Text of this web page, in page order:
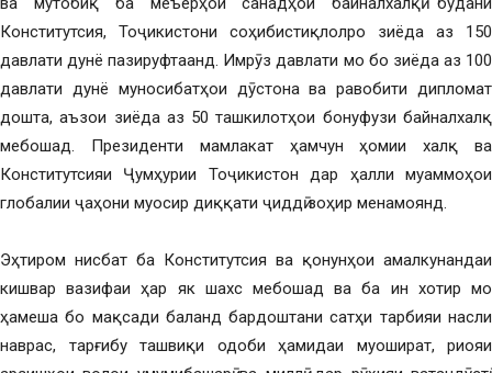
Конститутсия, Тоҷикистони соҳибистиқлолро зиёда аз 150
давлати дунё пазируфтаанд. Имрӯз давлати мо бо зиёда аз 100
давлати дунё муносибатҳои дӯстона ва равобити дипломатӣ
дошта, аъзои зиёда аз 50 ташкилотҳои бонуфузи байналхалқӣ
мебошад. Президенти мамлакат ҳамчун ҳомии халқ ва
Конститутсияи Ҷумҳурии Тоҷикистон дар ҳалли муаммоҳои
глобалии ҷаҳони муосир диққати ҷиддӣ зоҳир менамоянд.
Эҳтиром нисбат ба Конститутсия ва қонунҳои амалкунандаи
кишвар вазифаи ҳар як шахс мебошад ва ба ин хотир мо
ҳамеша бо мақсади баланд бардоштани сатҳи тарбияи насли
наврас, тарғибу ташвиқи одоби ҳамидаи муошират, риояи